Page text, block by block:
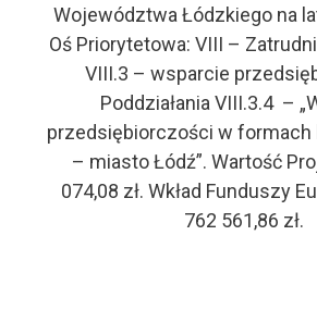
Województwa Łódzkiego na
Oś Priorytetowa: VIII –
VIII.3 – wsparcie
Poddziałania VIII.3.4 –
przedsiębiorczości w
– miasto Łódź”. Wartość
074,08 zł. Wkład Funduszy
762 561,86 zł.